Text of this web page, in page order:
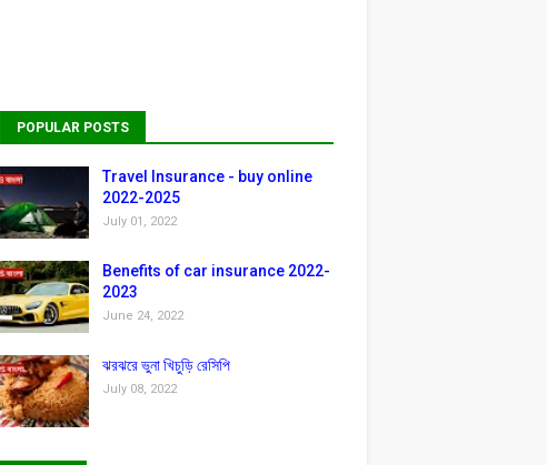
POPULAR POSTS
Travel Insurance - buy online
2022-2025
July 01, 2022
Benefits of car insurance 2022-
2023
June 24, 2022
ঝরঝরে ভুনা খিচুড়ি রেসিপি
July 08, 2022